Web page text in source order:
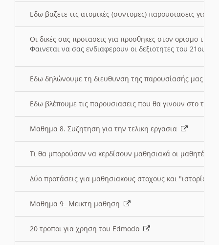
Εδω βαζετε τις ατομικές (συντομες) παρουσιασεις για
Οι δικές σας προτασεις για προσθηκες στον ορισμο
Φαινεται να σας ενδιαφερουν οι δεξιοτητες του 21ου
Εδω δηλώνουμε τη διευθυνση της παρουσίασής μας
Εδω βλέπουμε τις παρουσιασεις που θα γινουν στο
Μαθημα 8. Συζητηση για την τελικη εργασια
Τι θα μπορούσαν να κερδίσουν μαθησιακά οι μαθητές/
Δύο προτάσεις για μαθησιακους στοχους και "ιστορία"
Μαθημα 9_ Μεικτη μαθηση
20 τροποι για χρηση του Edmodo